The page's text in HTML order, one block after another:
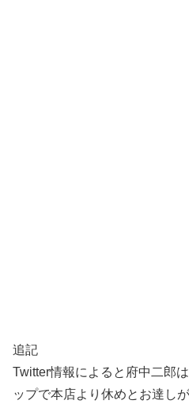
追記
Twitter情報によると府中二郎
ップで本店より休めとお達し